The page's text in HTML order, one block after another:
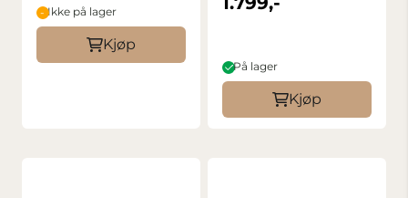
Ikke på lager
Kjøp
På lager
Kjøp